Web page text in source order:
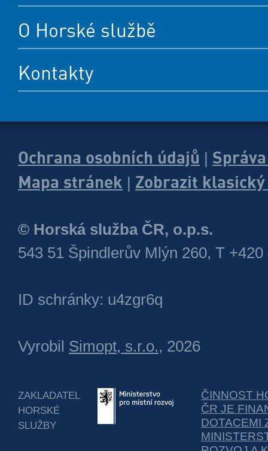
O Horské službě
Kontakty
Ochrana osobních údajů
Mapa stránek
Zobrazit
© Horská služba ČR, o.p.s.
543 51 Špindlerův Mlýn 260, T +420
ID schránky: u4zgr6q
Vyrobil Simopt, s.r.o., 2026
ZAKLADATEL
HORSKÉ
SLUŽBY
ČINNOST
ČR JE
DOTACEMI